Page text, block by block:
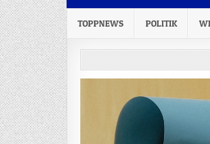
TOPPNEWS POLITIK